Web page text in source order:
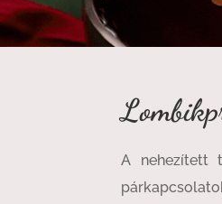
A nehezített